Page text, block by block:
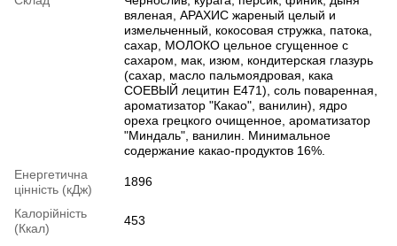
вяленая, АРАХИС жареный целый и
измельченный, кокосовая стружка, патока,
сахар, МОЛОКО цельное сгущенное с
сахаром, мак, изюм, кондитерская глазурь
(сахар, масло пальмоядровая, кака
СОЕВЫЙ лецитин Е471), соль поваренная,
ароматизатор "Какао", ванилин), ядро ​​
ореха грецкого очищенное, ароматизатор
"Миндаль", ванилин. Минимальное
содержание какао-продуктов 16%.
Енергетична
цінність (кДж)
1896
Калорійність
(Ккал)
453